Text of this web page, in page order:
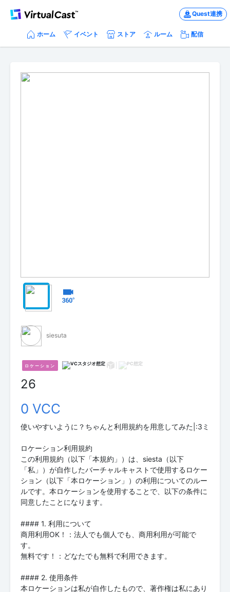
Quest連携
ホーム イベント ストア ルーム 配信
siesuta
ロケーション
26
0 VCC
使いやすいように？ちゃんと利用規約を用意してみた|:3ミ
ロケーション利用規約
この利用規約（以下「本規約」）は、siesta（以下
「私」）が自作したバーチャルキャストで使用するロケー
ション（以下「本ロケーション」）の利用についてのルー
ルです。本ロケーションを使用することで、以下の条件に
同意したことになります。
#### 1. 利用について
商用利用OK！：法人でも個人でも、商用利用が可能で
す。
無料です！：どなたでも無料で利用できます。
#### 2. 使用条件
本ロケーションは私が自作したもので、著作権は私にあり